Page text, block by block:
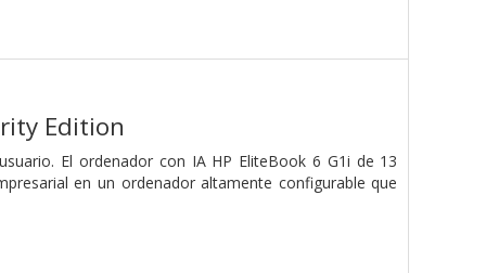
Edition
El ordenador con IA HP EliteBook 6 G1i de 13
en un ordenador altamente configurable que